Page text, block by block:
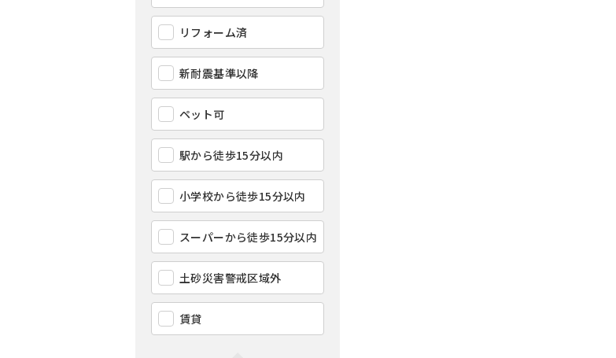
リフォーム済
新耐震基準以降
ペット可
駅から徒歩15分以内
小学校から徒歩15分以内
スーパーから徒歩15分以内
土砂災害警戒区域外
賃貸